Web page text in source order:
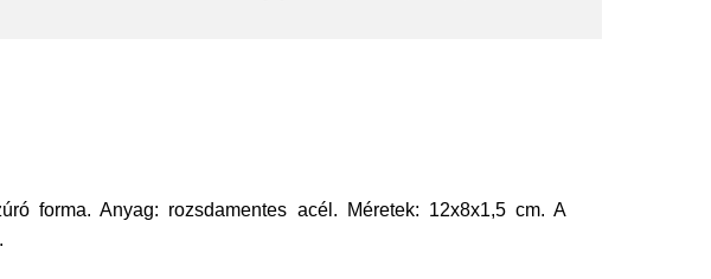
forma. Anyag: rozsdamentes acél. Méretek: 12x8x1,5 cm. A